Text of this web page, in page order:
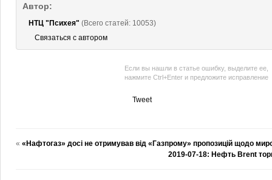
Автор:
НТЦ "Психея" (Всего статей: 10053)
Связаться с автором
Если вы нашли в статье ошибку, выделите ее,
нажмите Ctrl+Enter и предложите исправление
Tweet
« «Нафтогаз» досі не отримував від «Газпрому» пропозицій щодо
2019-07-18: Нефть Brent